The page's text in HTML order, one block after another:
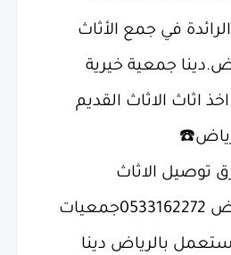
في جمع الأثاث
جمعية خيرية
اثاث الاثاث القديم
توصيل الاثاث
المستعمل بالرياض 0533162272جمعيات
بالرياض دينا